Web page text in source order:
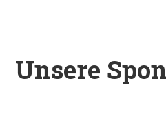
Unsere